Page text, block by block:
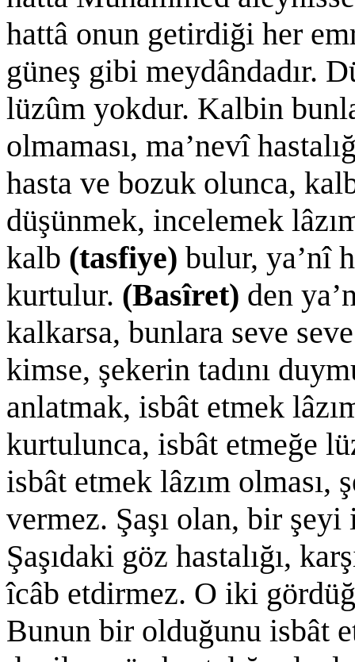
hattâ onun getirdiği her
güneş gibi meydândadır.
lüzûm yokdur. Kalbin
olmaması, ma’nevî
hasta ve bozuk olunca,
düşünmek, incelemek
kalb (tasfiye) bulur, ya’nî
kurtulur. (Basîret) den
kalkarsa, bunlara seve
kimse, şekerin tadını
anlatmak, isbât etmek
kurtulunca, isbât etmeğe
isbât etmek lâzım olması,
vermez. Şaşı olan, bir
Şaşıdaki göz hastalığı,
îcâb etdirmez. O iki
Bunun bir olduğunu isbât